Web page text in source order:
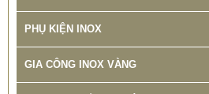
PHỤ KIỆN INOX
GIA CÔNG INOX VÀNG